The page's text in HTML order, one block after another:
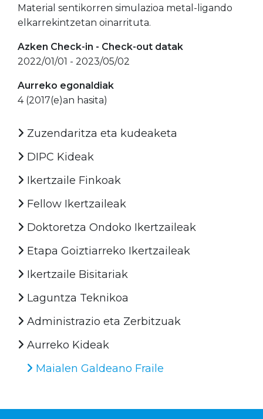
Material sentikorren simulazioa metal-ligando
elkarrekintzetan oinarrituta.
Azken Check-in - Check-out datak
2022/01/01 - 2023/05/02
Aurreko egonaldiak
4 (2017(e)an hasita)
Zuzendaritza eta kudeaketa
DIPC Kideak
Ikertzaile Finkoak
Fellow Ikertzaileak
Doktoretza Ondoko Ikertzaileak
Etapa Goiztiarreko Ikertzaileak
Ikertzaile Bisitariak
Laguntza Teknikoa
Administrazio eta Zerbitzuak
Aurreko Kideak
Maialen Galdeano Fraile